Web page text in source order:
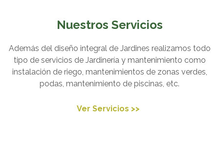
Nuestros Servicios
Además del diseño integral de Jardines realizamos todo
tipo de servicios de Jardinería y mantenimiento como
instalación de riego, mantenimientos de zonas verdes,
podas, mantenimiento de piscinas, etc.
Ver Servicios >>